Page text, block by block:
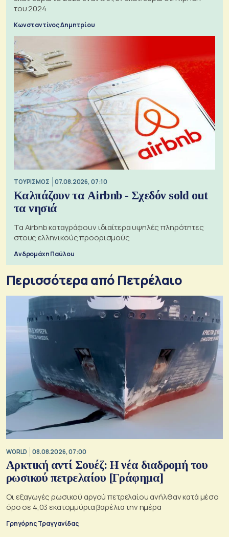
του 2024
Κωνσταντίνος Δημητρίου
ΤΟΥΡΙΣΜΟΣ 07.08.2026, 07:10
Καλπάζουν τα Airbnb - Σχεδόν sold out
τα νησιά
Τα Airbnb καταγράφουν ιδιαίτερα υψηλές πληρότητες
στους ελληνικούς προορισμούς
Ανδρομάχη Παύλου
Περισσότερα από Πετρέλαιο
WORLD 08.08.2026, 07:00
Αρκτική αντί Σουέζ: Η νέα διαδρομή του
ρωσικού πετρελαίου [Γράφημα]
Οι εξαγωγές ρωσικού αργού πετρελαίου ανήλθαν κατά μέσο
όρο σε 4,03 εκατομμύρια βαρέλια την ημέρα
Γρηγόρης Τραγγανίδας